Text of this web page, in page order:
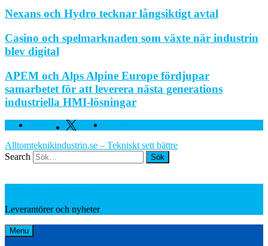
Nexans och Hydro tecknar långsiktigt avtal
Casino och spelmarknaden som växte när industrin
blev digital
APEM och Alps Alpine Europe fördjupar
samarbetet för att leverera nästa generations
industriella HMI-lösningar
Facebook Twitter
Alltomteknikindustrin.se – Tekniskt sett bättre
Search
Leverantörer och nyheter
Menu